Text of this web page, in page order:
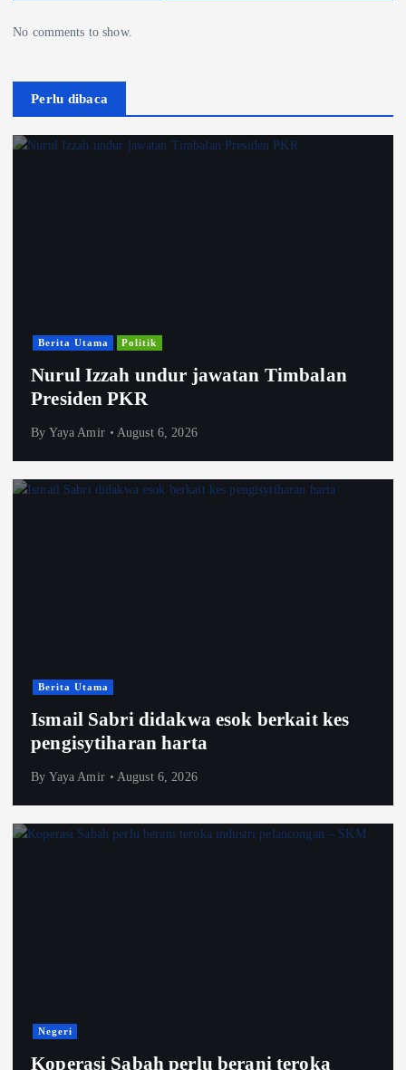
No comments to show.
Perlu dibaca
Berita Utama Politik
Nurul Izzah undur jawatan Timbalan
Presiden PKR
By Yaya Amir August 6, 2026
Berita Utama
Ismail Sabri didakwa esok berkait kes
pengisytiharan harta
By Yaya Amir August 6, 2026
Negeri
Koperasi Sabah perlu berani teroka